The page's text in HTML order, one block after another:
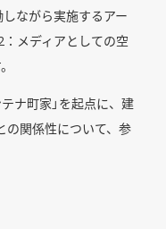
ながら実施するアー
メディアとしての空
ナ町家」を起点に、建
の関係性について、参